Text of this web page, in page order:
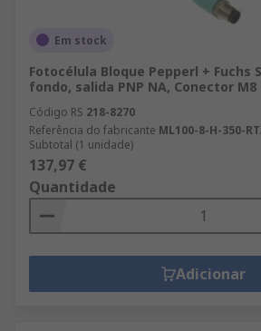
Em stock
Fotocélula Bloque Pepperl + Fuchs
fondo, salida PNP NA, Conector
Código RS 218-8270
Referência do fabricante ML100-8-H-350-
Subtotal (1 unidade)
137,97 €
Quantidade
Adicionar